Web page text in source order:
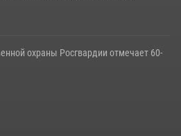
охраны Росгвардии отмечает 60-